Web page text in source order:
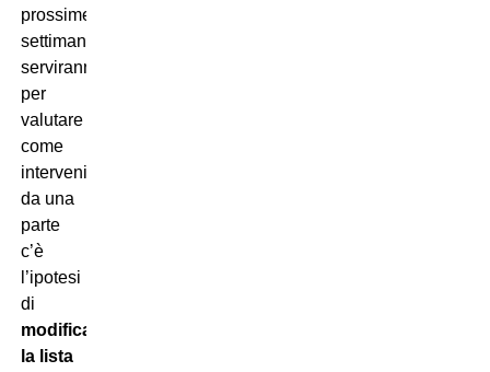
prossime
settimane
serviranno
per
valutare
come
intervenire:
da una
parte
c’è
l’ipotesi
di
modificare
la lista